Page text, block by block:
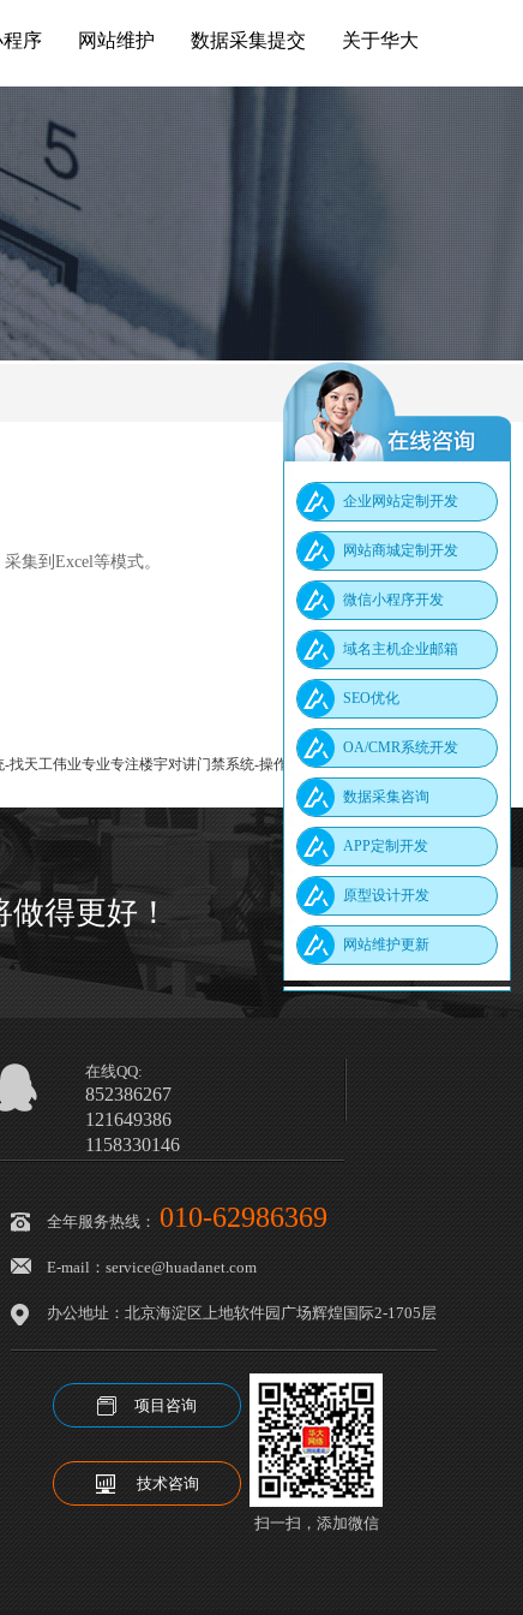
序 网站维护 数据采集提交 关于华大
集到Excel等模式。
找天工伟业专业专注楼宇对讲门禁系统-操作简便灵活-车牌识别道闸
得更好！
在线QQ:
852386267
121649386
1158330146
全年服务热线： 010-62986369
E-mail：service@huadanet.com
办公地址：北京海淀区上地软件园广场辉煌国际2-1705层
项目咨询
技术咨询
扫一扫，添加微信
企业网站定制开发
网站商城定制开发
微信小程序开发
域名主机企业邮箱
SEO优化
OA/CMR系统开发
数据采集咨询
APP定制开发
原型设计开发
网站维护更新